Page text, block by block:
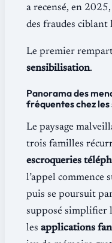
a recensé, en
des fraudes ciblant
Le premier
sensibilisation.
Panorama des
fréquentes chez les
Le paysage
trois familles
escroqueries
l’appel commence
puis se poursuit
supposé simplifier
les applications